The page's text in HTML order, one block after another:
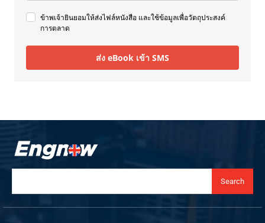
ข้าพเจ้ายินยอมให้ส่งไฟล์หนังสือ และใช้ข้อมูลเพื่อวัตถุประสงค์
การตลาด
ส่ง eBook เข้า SMS
Search